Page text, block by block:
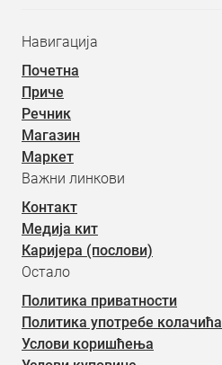
Навигација
Почетна
Приче
Речник
Магазин
Маркет
Важни линкови
Контакт
Медија кит
Каријера (послови)
Остало
Политика приватности
Политика употребе колачића
Услови коришћења